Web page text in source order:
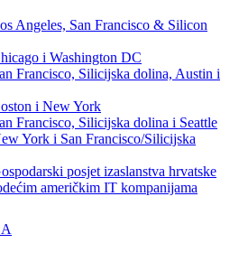
Angeles, San Francisco & Silicon
i Washington DC
Francisco, Silicijska dolina, Austin i
i New York
Francisco, Silicijska dolina i Seattle
York i San Francisco/Silicijska
posjet izaslanstva hrvatske
američkim IT kompanijama